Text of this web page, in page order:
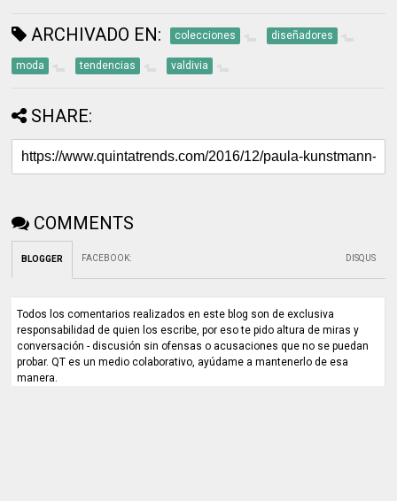
ARCHIVADO EN: colecciones diseñadores
moda tendencias valdivia
SHARE:
COMMENTS
BLOGGER FACEBOOK: DISQUS
Todos los comentarios realizados en este blog son de exclusiva
responsabilidad de quien los escribe, por eso te pido altura de miras y
conversación - discusión sin ofensas o acusaciones que no se puedan
probar. QT es un medio colaborativo, ayúdame a mantenerlo de esa
manera.